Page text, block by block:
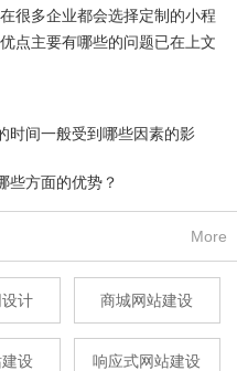
很多企业都会选择定制的小程
点主要有哪些的问题已在上文
时间一般受到哪些因素的影
些方面的优势？
More
计 商城网站建设
设 响应式网站建设